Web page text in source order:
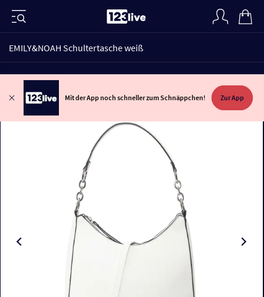
EMILY&NOAH Schultertasche weiß
Mit der App noch schneller zum Schnäppchen! Zur App